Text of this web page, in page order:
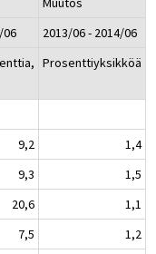
06
2013/06 - 2014/06
Prosenttiyksikköä
9,2
1,4
9,3
1,5
20,6
1,1
7,5
1,2